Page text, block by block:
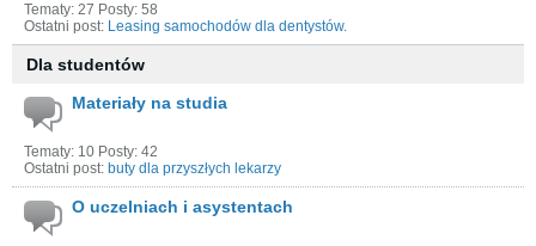
Tematy: 27 Posty: 58
Ostatni post: Leasing samochodów dla dentystów.
Dla studentów
Materiały na studia
Tematy: 10 Posty: 42
Ostatni post: buty dla przyszłych lekarzy
O uczelniach i asystentach